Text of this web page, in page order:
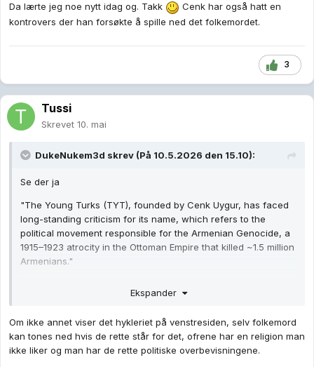
Da lærte jeg noe nytt idag og. Takk
Cenk har også hatt en
kontrovers der han forsøkte å spille ned det folkemordet.
3
Tussi
Skrevet 10. mai
DukeNukem3d skrev (På 10.5.2026 den 15.10):
Se der ja
"The Young Turks (TYT), founded by Cenk Uygur, has faced
long-standing criticism for its name, which refers to the
political movement responsible for the Armenian Genocide, a
1915–1923 atrocity in the Ottoman Empire that killed ~1.5 million
Armenians."
Da lærte jeg noe nytt idag og. Takk
Ekspander
Om ikke annet viser det hykleriet på venstresiden, selv folkemord
kan tones ned hvis de rette står for det, ofrene har en religion man
ikke liker og man har de rette politiske overbevisningene.